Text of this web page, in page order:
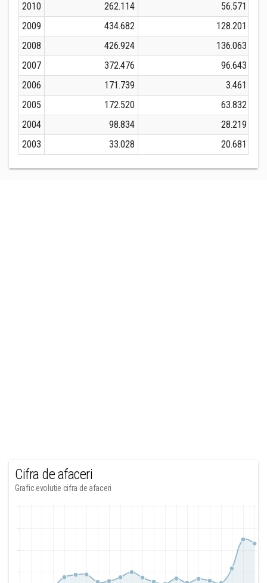
2010
262.114
56.571
2009
434.682
128.201
2008
426.924
136.063
2007
372.476
96.643
2006
171.739
3.461
2005
172.520
63.832
2004
98.834
28.219
2003
33.028 20.681
Cifra de afaceri
Grafic evolutie cifra de afaceri